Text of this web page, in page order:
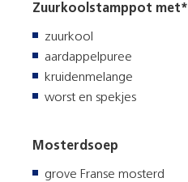
Zuurkoolstamppot met*
zuurkool
aardappelpuree
kruidenmelange
worst en spekjes
Mosterdsoep
grove Franse mosterd